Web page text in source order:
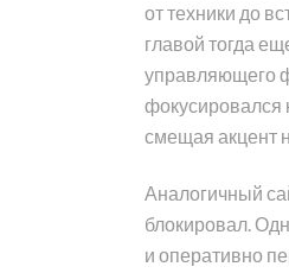
от техники до
главой тогда
управляющего
фокусировался
смещая акцент
Аналогичный
блокировал.
и оперативно